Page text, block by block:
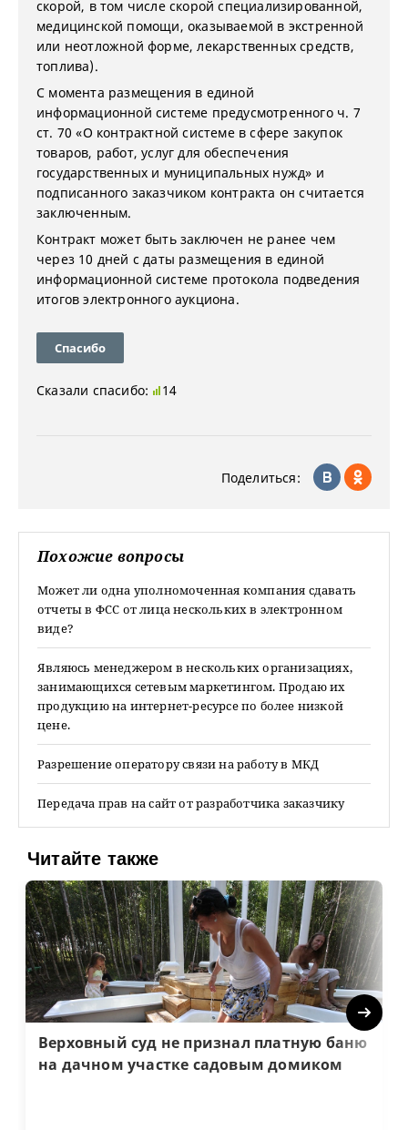
скорой, в том числе скорой специализированной,
медицинской помощи, оказываемой в экстренной
или неотложной форме, лекарственных средств,
топлива).
С момента размещения в единой
информационной системе предусмотренного ч. 7
ст. 70 «О контрактной системе в сфере закупок
товаров, работ, услуг для обеспечения
государственных и муниципальных нужд» и
подписанного заказчиком контракта он считается
заключенным.
Контракт может быть заключен не ранее чем
через 10 дней с даты размещения в единой
информационной системе протокола подведения
итогов электронного аукциона.
Спасибо
Сказали спасибо: 14
Поделиться:
Похожие вопросы
Может ли одна уполномоченная компания сдавать
отчеты в ФСС от лица нескольких в электронном
виде?
Являюсь менеджером в нескольких организациях,
занимающихся сетевым маркетингом. Продаю их
продукцию на интернет-ресурсе по более низкой
цене.
Разрешение оператору связи на работу в МКД
Передача прав на сайт от разработчика заказчику
Читайте также
Верховный суд не признал платную баню
на дачном участке садовым домиком
Next